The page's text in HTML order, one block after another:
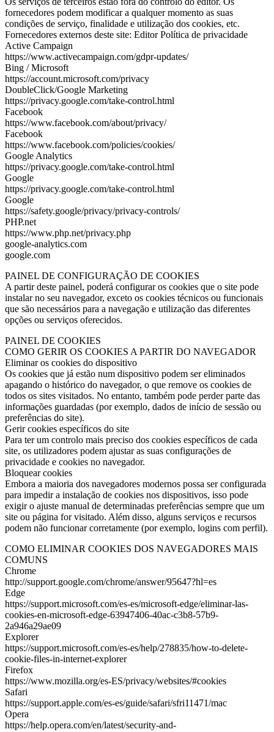
fornecedores podem modificar a qualquer momento as suas
condições de serviço, finalidade e utilização dos cookies, etc.
Fornecedores externos deste site: Editor Política de privacidade
Active Campaign
https://www.activecampaign.com/gdpr-updates/
Bing / Microsoft
https://account.microsoft.com/privacy
DoubleClick/Google Marketing
https://privacy.google.com/take-control.html
Facebook
https://www.facebook.com/about/privacy/
Facebook
https://www.facebook.com/policies/cookies/
Google Analytics
https://privacy.google.com/take-control.html
Google
https://privacy.google.com/take-control.html
Google
https://safety.google/privacy/privacy-controls/
PHP.net
https://www.php.net/privacy.php
google-analytics.com
google.com
PAINEL DE CONFIGURAÇÃO DE COOKIES
A partir deste painel, poderá configurar os cookies que o site pode
instalar no seu navegador, exceto os cookies técnicos ou funcionais
que são necessários para a navegação e utilização das diferentes
opções ou serviços oferecidos.
PAINEL DE COOKIES
COMO GERIR OS COOKIES A PARTIR DO NAVEGADOR
Eliminar os cookies do dispositivo
Os cookies que já estão num dispositivo podem ser eliminados
apagando o histórico do navegador, o que remove os cookies de
todos os sites visitados. No entanto, também pode perder parte das
informações guardadas (por exemplo, dados de início de sessão ou
preferências do site).
Gerir cookies específicos do site
Para ter um controlo mais preciso dos cookies específicos de cada
site, os utilizadores podem ajustar as suas configurações de
privacidade e cookies no navegador.
Bloquear cookies
Embora a maioria dos navegadores modernos possa ser configurada
para impedir a instalação de cookies nos dispositivos, isso pode
exigir o ajuste manual de determinadas preferências sempre que um
site ou página for visitado. Além disso, alguns serviços e recursos
podem não funcionar corretamente (por exemplo, logins com perfil).
COMO ELIMINAR COOKIES DOS NAVEGADORES MAIS
COMUNS
Chrome
http://support.google.com/chrome/answer/95647?hl=es
Edge
https://support.microsoft.com/es-es/microsoft-edge/eliminar-las-
cookies-en-microsoft-edge-63947406-40ac-c3b8-57b9-
2a946a29ae09
Explorer
https://support.microsoft.com/es-es/help/278835/how-to-delete-
cookie-files-in-internet-explorer
Firefox
https://www.mozilla.org/es-ES/privacy/websites/#cookies
Safari
https://support.apple.com/es-es/guide/safari/sfri11471/mac
Opera
https://help.opera.com/en/latest/security-and-